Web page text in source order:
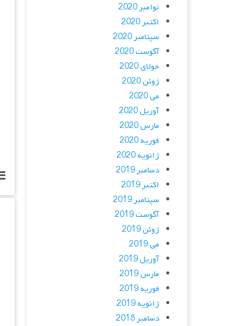
نوامبر 2020
اکتبر 2020
سپتامبر 2020
آگوست 2020
جولای 2020
ژوئن 2020
می 2020
آوریل 2020
مارس 2020
فوریه 2020
ژانویه 2020
دسامبر 2019
اکتبر 2019
سپتامبر 2019
آگوست 2019
ژوئن 2019
می 2019
آوریل 2019
مارس 2019
فوریه 2019
ژانویه 2019
دسامبر 2018